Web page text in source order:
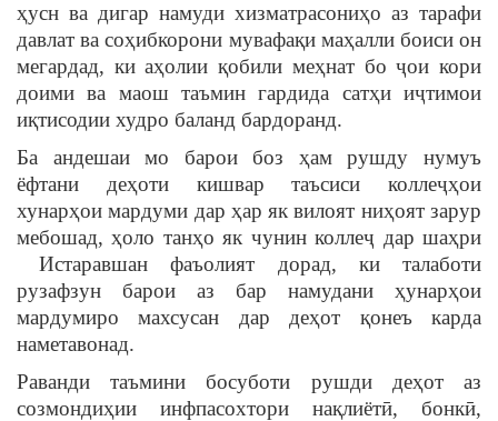
ҳусн ва дигар намуди хизматрасониҳо аз тарафи
давлат ва соҳибкорони мувафақи маҳалли боиси он
мегардад, ки аҳолии қобили меҳнат бо ҷои кори
доими ва маош таъмин гардида сатҳи иҷтимои
иқтисодии худро баланд бардоранд.
Ба андешаи мо барои боз ҳам рушду нумуъ
ёфтани деҳоти кишвар таъсиси коллеҷҳои
хунарҳои мардуми дар ҳар як вилоят ниҳоят зарур
мебошад, ҳоло танҳо як чунин коллеҷ дар шаҳри
Истаравшан фаъолият дорад, ки талаботи
рузафзун барои аз бар намудани ҳунарҳои
мардумиро махсусан дар деҳот қонеъ карда
наметавонад.
Раванди таъмини босуботи рушди деҳот аз
созмондиҳии инфпасохтори нақлиётӣ, бонкӣ,